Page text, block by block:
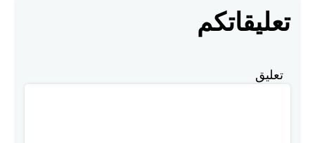
تعليقاتكم
تعليق